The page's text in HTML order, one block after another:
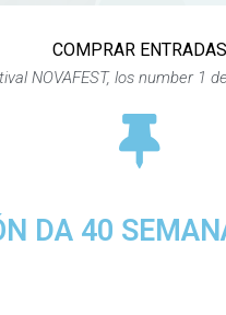
COMPRAR ENTRADAS
NOVAFEST, los number 1
DA 40